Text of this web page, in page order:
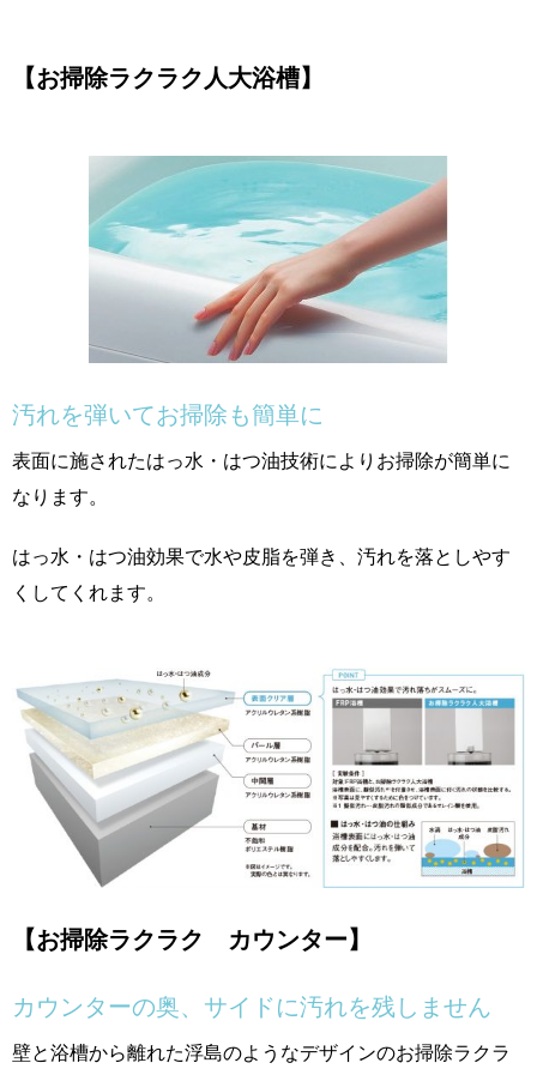
【お掃除ラクラク人大浴槽】
汚れを弾いてお掃除も簡単に
表面に施されたはっ水・はつ油技術によりお掃除が簡単に
なります。
はっ水・はつ油効果で水や皮脂を弾き、汚れを落としやす
くしてくれます。
【お掃除ラクラク カウンター】
カウンターの奥、サイドに汚れを残しません
壁と浴槽から離れた浮島のようなデザインのお掃除ラクラ